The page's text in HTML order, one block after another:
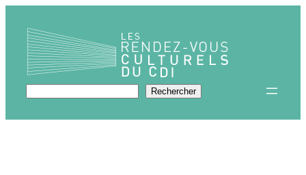
contenu
Rechercher Rechercher